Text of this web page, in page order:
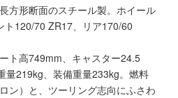
方形断面のスチール製。ホイール
ト120/70 ZR17、リア170/60
ト高749mm、キャスター24.5
量219kg、装備重量233kg。燃料
ン）と、ツーリング志向にふさわ